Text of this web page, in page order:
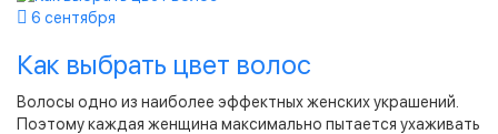
6 сентября
Как выбрать цвет волос
Волосы одно из наиболее эффектных женских украшений.
Поэтому каждая женщина максимально пытается ухаживать